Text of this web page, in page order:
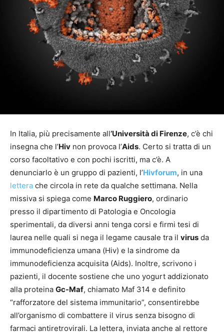
In Italia, più precisamente all’Università di Firenze, c’è chi
insegna che l’Hiv non provoca l’Aids. Certo si tratta di un
corso facoltativo e con pochi iscritti, ma c’è. A
denunciarlo è un gruppo di pazienti, l’Hivforum, in una
lettera che circola in rete da qualche settimana. Nella
missiva si spiega come Marco Ruggiero, ordinario
presso il dipartimento di Patologia e Oncologia
sperimentali, da diversi anni tenga corsi e firmi tesi di
laurea nelle quali si nega il legame causale tra il virus da
immunodeficienza umana (Hiv) e la sindrome da
immunodeficienza acquisita (Aids). Inoltre, scrivono i
pazienti, il docente sostiene che uno yogurt addizionato
alla proteina Gc-Maf, chiamato Maf 314 e definito
“rafforzatore del sistema immunitario”, consentirebbe
all’organismo di combattere il virus senza bisogno di
farmaci antiretrovirali. La lettera, inviata anche al rettore